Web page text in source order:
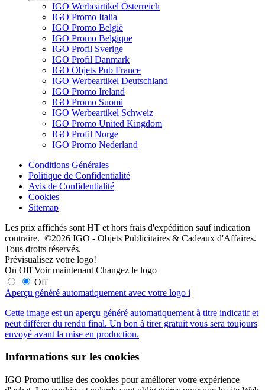
IGO Werbeartikel Österreich
IGO Promo Italia
IGO Promo België
IGO Promo Belgique
IGO Profil Sverige
IGO Profil Danmark
IGO Objets Pub France
IGO Werbeartikel Deutschland
IGO Promo Ireland
IGO Promo Suomi
IGO Werbeartikel Schweiz
IGO Promo United Kingdom
IGO Profil Norge
IGO Promo Nederland
Conditions Générales
Politique de Confidentialité
Avis de Confidentialité
Cookies
Sitemap
Les prix affichés sont HT et hors frais d'expédition sauf indication
contraire. ©2026 IGO - Objets Publicitaires & Cadeaux d'Affaires.
Tous droits réservés.
Prévisualisez votre logo!
On Off Voir maintenant Changez le logo
Off
Aperçu généré automatiquement avec votre logo i
Cette image est un aperçu généré automatiquement à titre indicatif et
peut différer du rendu final. Un bon à tirer gratuit vous sera toujours
envoyé avant la mise en production.
Informations sur les cookies
IGO Promo utilise des cookies pour améliorer votre expérience